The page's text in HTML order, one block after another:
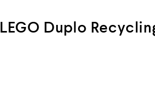
LEGO Duplo